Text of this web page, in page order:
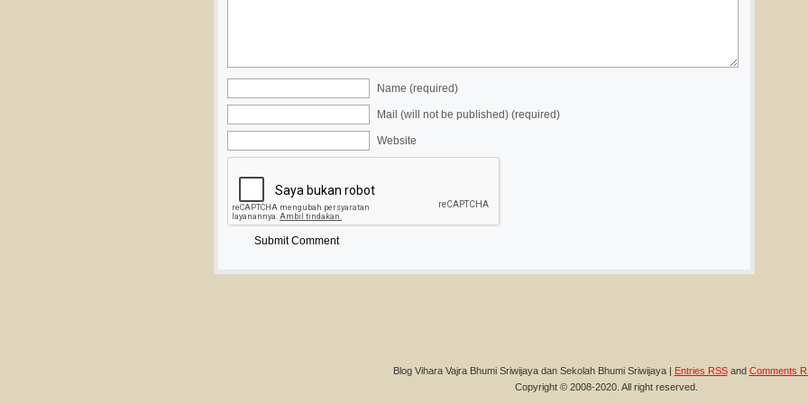
Name (required)
Mail (will not be published) (required)
Website
Blog Vihara Vajra Bhumi Sriwijaya dan Sekolah Bhumi Sriwijaya | Entries RSSand Comments
Copyright © 2008-2020. All right reserved.